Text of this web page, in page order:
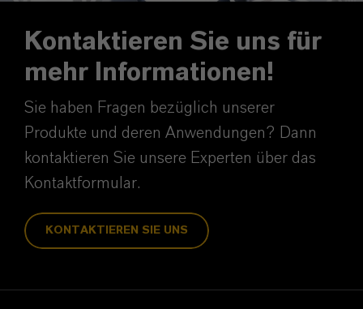
Kontaktieren Sie uns für
mehr Informationen!
Sie haben Fragen bezüglich unserer
Produkte und deren Anwendungen? Dann
kontaktieren Sie unsere Experten über das
Kontaktformular.
KONTAKTIEREN SIE UNS